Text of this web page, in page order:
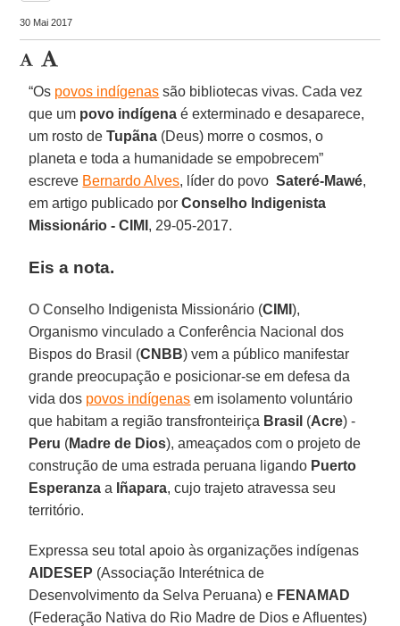
30 Mai 2017
“Os povos indígenas são bibliotecas vivas. Cada vez
que um povo indígena é exterminado e desaparece,
um rosto deTupãna (Deus) morre o cosmos, o
planeta e toda a humanidade se empobrecem”
escreve Bernardo Alves, líder do povo Sateré-Mawé,
em artigo publicado porConselho Indigenista
Missionário - CIMI , 29-05-2017.
Eis a nota.
O Conselho Indigenista Missionário (CIMI),
Organismo vinculado a Conferência Nacional dos
Bispos do Brasil (CNBB) vem a público manifestar
grande preocupação e posicionar-se em defesa da
vida dos povos indígenas em isolamento voluntário
que habitam a região transfronteiriça Brasil (Acre) -
Peru (Madre de Dios), ameaçados com o projeto de
construção de uma estrada peruana ligando Puerto
Esperanza a Iñapara, cujo trajeto atravessa seu
território.
Expressa seu total apoio às organizações indígenas
AIDESEP (Associação Interétnica de
Desenvolvimento da Selva Peruana) e FENAMAD
(Federação Nativa do Rio Madre de Dios e Afluentes)